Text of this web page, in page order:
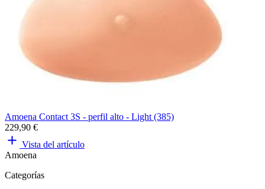
Amoena Contact 3S - perfil alto - Light (385)
229,90 €
Vista del artículo
Amoena
Categorías